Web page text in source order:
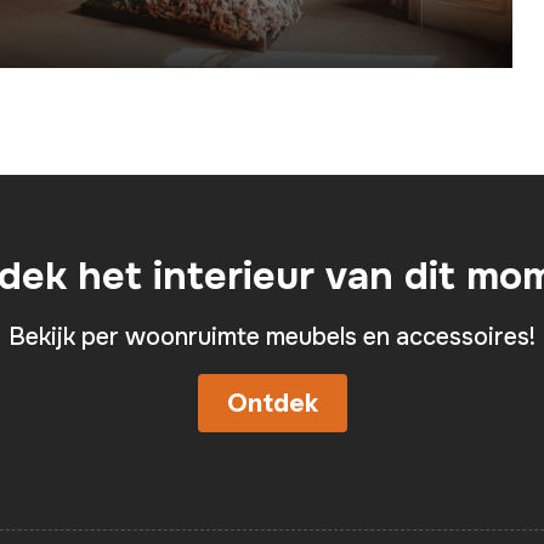
het interieur van dit
Bekijk per woonruimte meubels en accessoires!
Ontdek